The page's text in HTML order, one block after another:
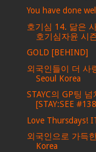
You have done
호기심 14. 닮은
호기심자윤 시
GOLD [BEHIND]
외국인들이 더 사
Seoul Korea
STAYC의 GP팅
[STAY:SEE
Love Thursdays!
외국인으로 가득
Korea